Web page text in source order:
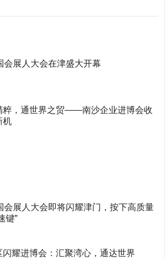
会展人大会在津盛大开幕
粹，通世界之贸——南沙企业进博会收
机
会展人大会即将闪耀津门，按下高质量
键”
闪耀进博会：汇聚湾心，通达世界